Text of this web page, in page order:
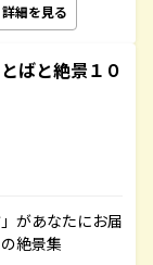
詳細を見る
ばと絶景１０
があなたにお届
絶景集